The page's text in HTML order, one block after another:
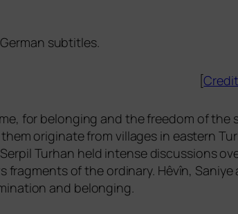
subtitles.
[
for belon­ging and the free­dom of the
ori­gi­na­te from vil­la­ges in eas­tern
Turhan held inten­se dis­cus­sions
frag­ments of the ordi­na­ry. Hêvîn,
and belonging.